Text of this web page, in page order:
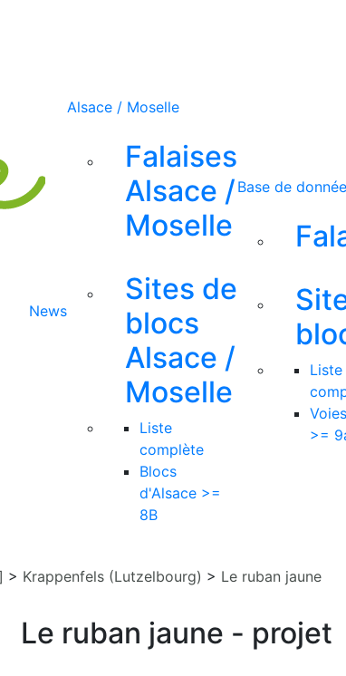
News
Alsace / Moselle
Falaises
Alsace /
Moselle
Sites de
blocs
Alsace /
Moselle
Liste
complète
Blocs
d'Alsace >=
8B
Base de
Liste
>=
> Krappenfels (Lutzelbourg) > Le ruban jaune
Le ruban jaune - projet